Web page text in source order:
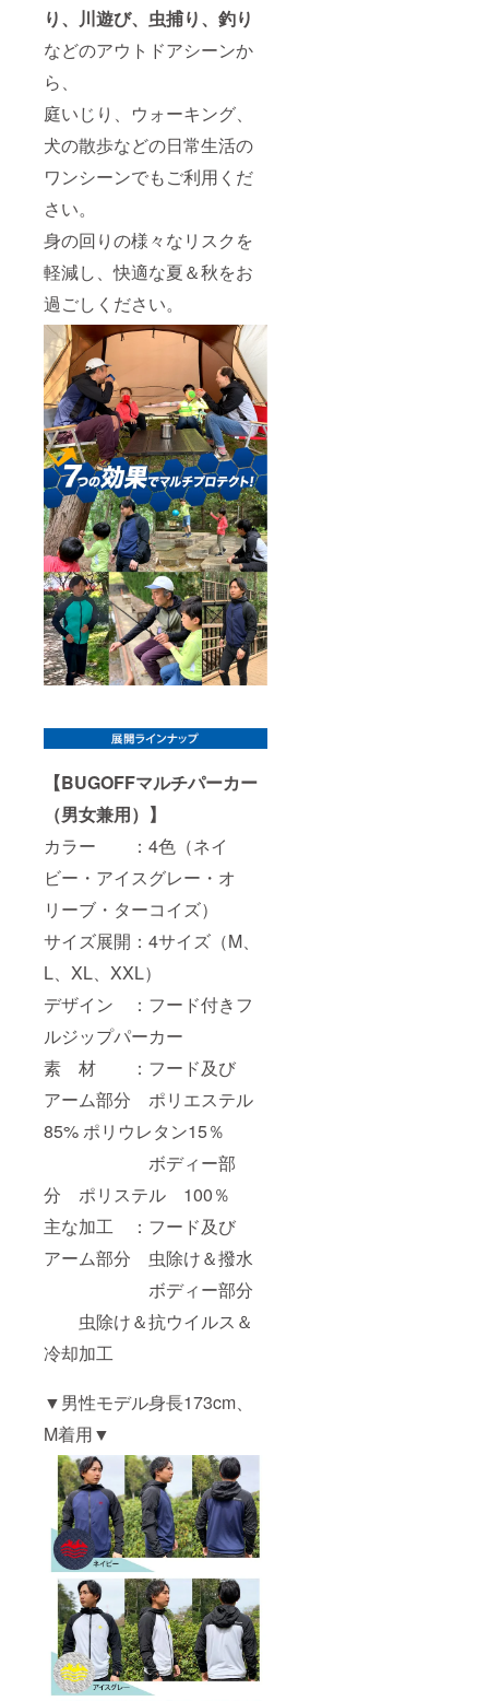
り、川遊び、虫捕り、釣り
などのアウトドアシーンか
ら、
庭いじり、ウォーキング、
犬の散歩などの日常生活の
ワンシーンでもご利用くだ
さい。
身の回りの様々なリスクを
軽減し、快適な夏＆秋をお
過ごしください。
【BUGOFFマルチパーカー
（男女兼用）】
カラー ：4色（ネイ
ビー・アイスグレー・オ
リーブ・ターコイズ）
サイズ展開：4サイズ（M、
L、XL、XXL）
デザイン ：フード付きフ
ルジップパーカー
素 材 ：フード及び
アーム部分 ポリエステル
85% ポリウレタン15％
ボディー部
分 ポリステル 100％
主な加工 ：フード及び
アーム部分 虫除け＆撥水
ボディー部分
虫除け＆抗ウイルス＆
冷却加工
▼男性モデル身長173cm、
M着用▼